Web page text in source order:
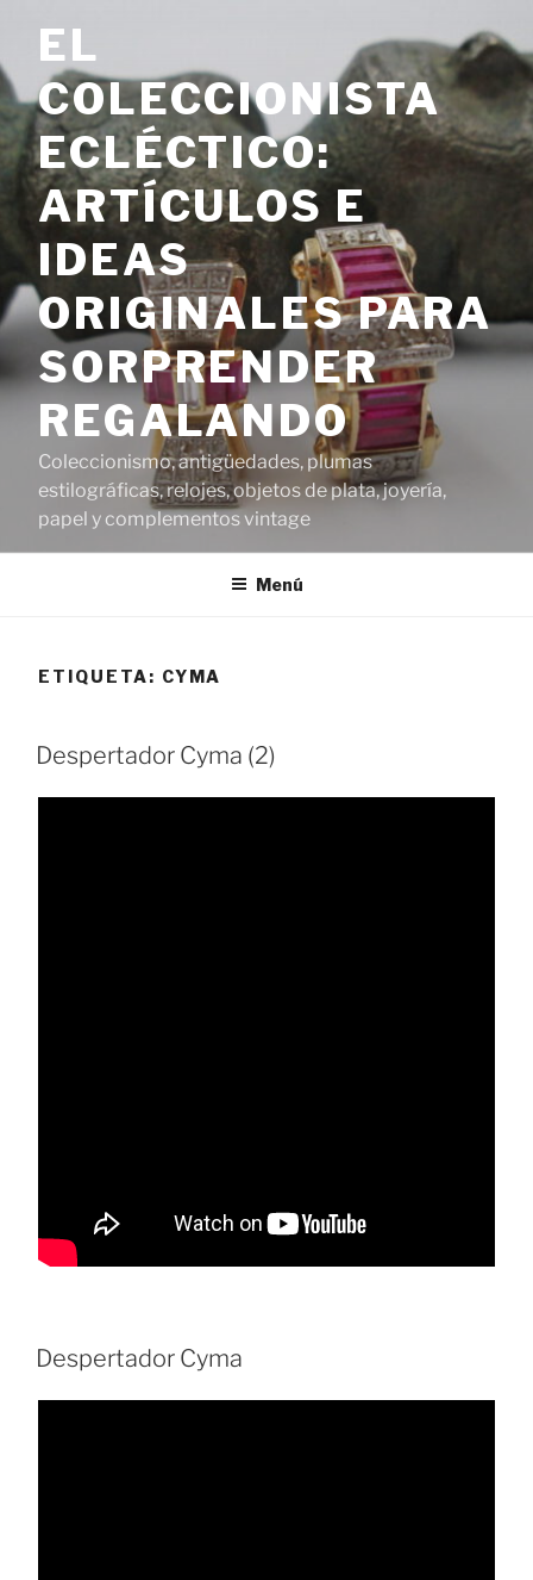
contenido
EL
COLECCIONISTA
ECLÉCTICO:
ARTÍCULOS E
IDEAS
ORIGINALES PARA
SORPRENDER
REGALANDO
Coleccionismo, antigüedades, plumas
estilográficas, relojes, objetos de plata, joyería,
papel y complementos vintage
Menú
ETIQUETA: CYMA
Despertador Cyma (2)
Despertador Cyma